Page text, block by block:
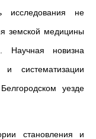
исследования не
земской медицины
Научная новизна
систематизации
уезде
становления и